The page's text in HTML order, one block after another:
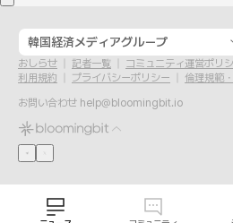
韓国経済メディアグループ
おしらせ 記者一覧
コミュニティ運営ポリ
利用規約
プライバシーポリシー
倫理規範
お問い合わせ help@bloomingbit.io